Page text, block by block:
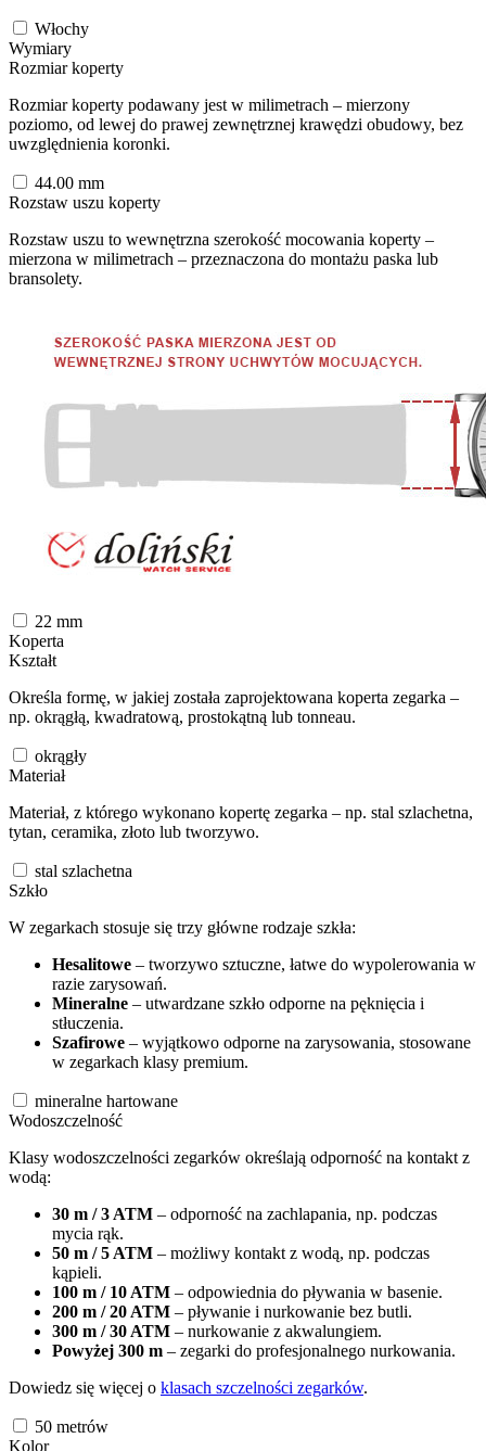
Włochy
Wymiary
Rozmiar koperty
Rozmiar koperty podawany jest w milimetrach – mierzony
poziomo, od lewej do prawej zewnętrznej krawędzi obudowy, bez
uwzględnienia koronki.
44.00 mm
Rozstaw uszu koperty
Rozstaw uszu to wewnętrzna szerokość mocowania koperty –
mierzona w milimetrach – przeznaczona do montażu paska lub
bransolety.
22 mm
Koperta
Kształt
Określa formę, w jakiej została zaprojektowana koperta zegarka –
np. okrągłą, kwadratową, prostokątną lub tonneau.
okrągły
Materiał
Materiał, z którego wykonano kopertę zegarka – np. stal szlachetna,
tytan, ceramika, złoto lub tworzywo.
stal szlachetna
Szkło
W zegarkach stosuje się trzy główne rodzaje szkła:
Hesalitowe – tworzywo sztuczne, łatwe do wypolerowania w
razie zarysowań.
Mineralne – utwardzane szkło odporne na pęknięcia i
stłuczenia.
Szafirowe – wyjątkowo odporne na zarysowania, stosowane
w zegarkach klasy premium.
mineralne hartowane
Wodoszczelność
Klasy wodoszczelności zegarków określają odporność na kontakt z
wodą:
30 m / 3 ATM – odporność na zachlapania, np. podczas
mycia rąk.
50 m / 5 ATM – możliwy kontakt z wodą, np. podczas
kąpieli.
100 m / 10 ATM – odpowiednia do pływania w basenie.
200 m / 20 ATM – pływanie i nurkowanie bez butli.
300 m / 30 ATM – nurkowanie z akwalungiem.
Powyżej 300 m – zegarki do profesjonalnego nurkowania.
Dowiedz się więcej o klasach szczelności zegarków.
50 metrów
Kolor